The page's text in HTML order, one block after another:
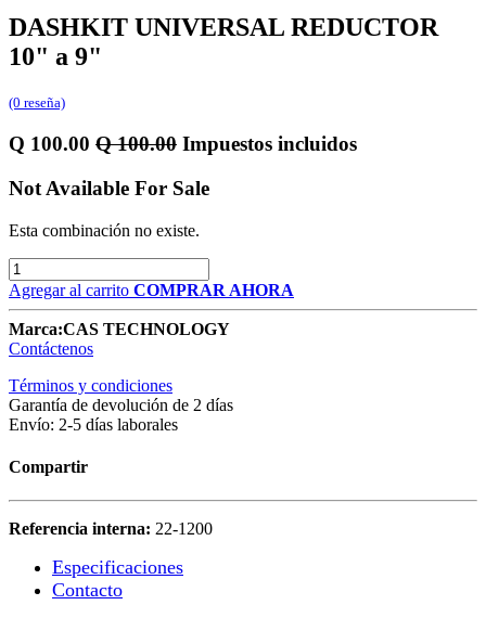
DASHKIT UNIVERSAL REDUCTOR
10" a 9"
(0 reseña)
Q 100.00 Q100.00 Impuestos incluidos
Not Available For Sale
Esta combinación no existe.
Agregar al carrito COMPRAR AHORA
Marca:CAS TECHNOLOGY
Contáctenos
Términos y condiciones
Garantía de devolución de 2 días
Envío: 2-5 días laborales
Compartir
Referencia interna: 22-1200
Especificaciones
Contacto